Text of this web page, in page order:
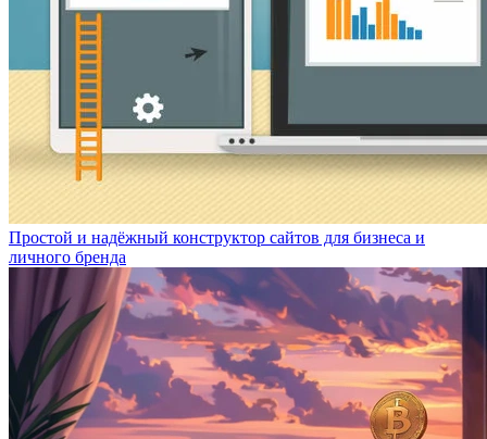
Простой и надёжный конструктор сайтов для бизнеса и
личного бренда